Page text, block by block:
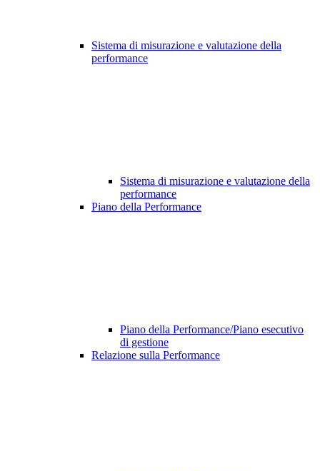
Sistema di misurazione e valutazione della
performance
Sistema di misurazione e valutazione della
performance
Piano della Performance
Piano della Performance/Piano esecutivo
di gestione
Relazione sulla Performance